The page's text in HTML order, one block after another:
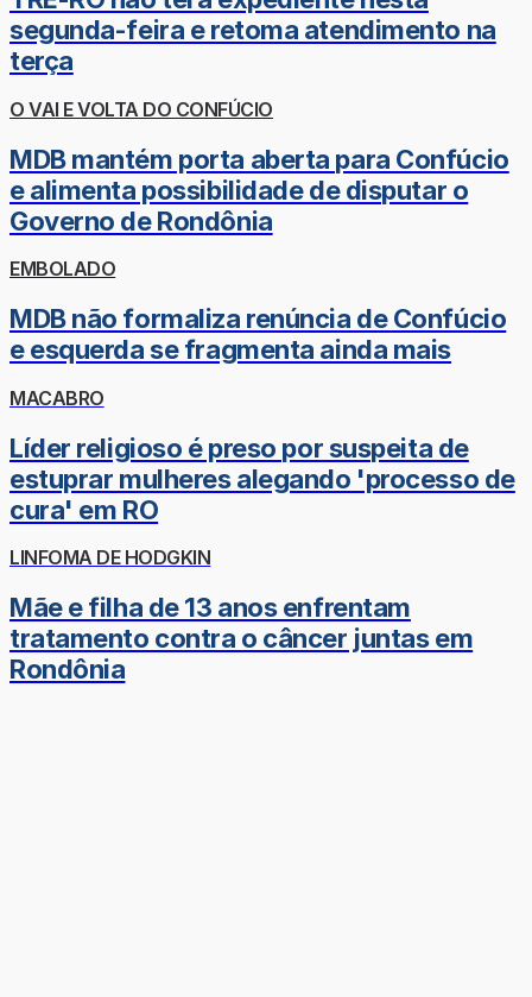
segunda-feira e retoma atendimento na
terça
O VAI E VOLTA DO CONFÚCIO
MDB mantém porta aberta para Confúcio
e alimenta possibilidade de disputar o
Governo de Rondônia
EMBOLADO
MDB não formaliza renúncia de Confúcio
e esquerda se fragmenta ainda mais
MACABRO
Líder religioso é preso por suspeita de
estuprar mulheres alegando 'processo de
cura' em RO
LINFOMA DE HODGKIN
Mãe e filha de 13 anos enfrentam
tratamento contra o câncer juntas em
Rondônia